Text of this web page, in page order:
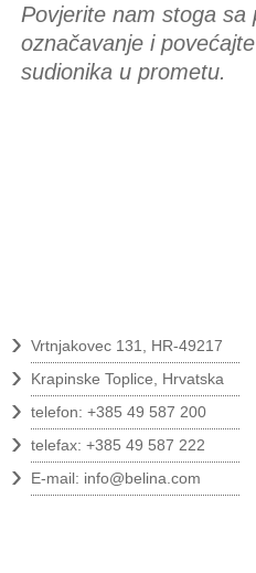
Povjerite nam stoga sa
označavanje i
sudionika u prometu.
› Vrtnjakovec 131, HR-49217
› Krapinske Toplice, Hrvatska
› telefon: +385 49 587 200
› telefax: +385 49 587 222
› E-mail: info@belina.com